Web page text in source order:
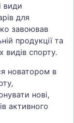
види
для
завоював
продукції та
видів спорту.
новатором в
нові,
активного